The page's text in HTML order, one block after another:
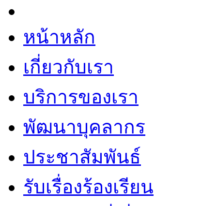
หน้าหลัก
เกี่ยวกับเรา
บริการของเรา
พัฒนาบุคลากร
ประชาสัมพันธ์
รับเรื่องร้องเรียน